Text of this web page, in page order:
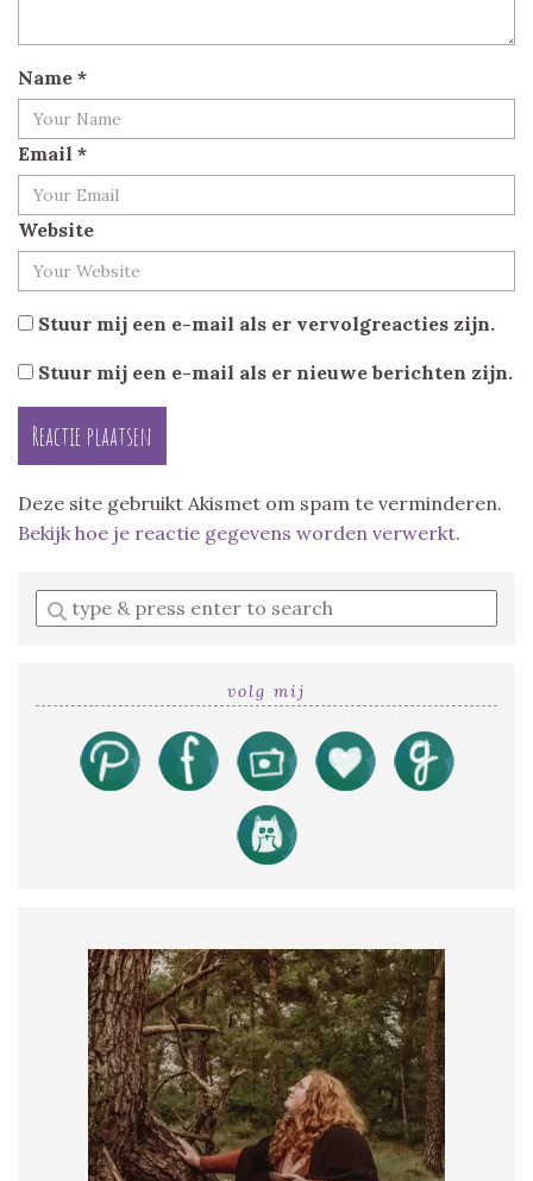
Name *
Email *
Website
Stuur mij een e-mail als er vervolgreacties zijn.
Stuur mij een e-mail als er nieuwe berichten zijn.
Deze site gebruikt Akismet om spam te verminderen.
Bekijk hoe je reactie gegevens worden verwerkt.
Enter
a
volg mij